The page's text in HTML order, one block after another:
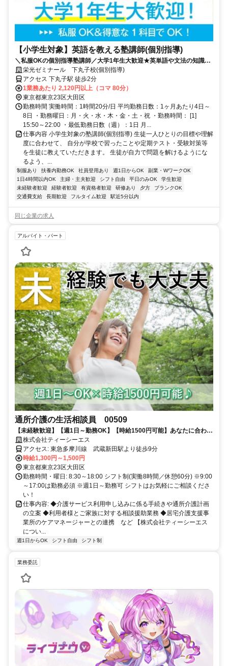
【小学生対象】英語を教える塾講師(個別指導)
＼私服OKの個別指導塾講師／大学1年生大歓迎★英単語や文法の知識を
活かそう♪教えることが好きな方歓迎！
栄光ゼミナール 下丸子校(個別指導)
アクセス 下丸子駅 徒歩2分
1業務あたり 2,120円以上（コマ 80分）
東京都東京23区大田区
勤務時間 実働時間：1時間20分/日 平均勤務日数：1ヶ月あたり4日～
8日 ・勤務曜日：月・火・水・木・金・土・祝 ・勤務時間： [1]
15:50～22:00 ・最低勤務日数（週）：1日 月...
仕事内容 小学生対象の塾講師(個別指導) 生徒一人ひとりの目標や理解
度に合わせて、 自分が学校で習ったことや定期テスト・受験対策等
を生徒に教えていただきます。 生徒が自力で問題を解けるようにな
るよう、...
制服あり 扶養内勤務OK 社員登用あり 週1日からOK
副業・WワークOK
1日4時間以内OK
主婦・主夫歓迎 シフト自由 平日のみOK
学生歓迎
未経験者歓迎
経験者歓迎 有資格者歓迎 研修あり 夕方
ブランクOK
交通費支給
長期歓迎 フルタイム歓迎 駅近5分以内
同じ企業の求人
アルバイト・パート
通所介護の生活相談員 00509
【未経験歓迎】【週1日～勤務OK】【時給1500円可能】あなたに合わせ
たシフトでスキマ時間を有効活用◎
株式会社ティーシーエス
アクセス: 東急多摩川線 武蔵新田駅より徒歩9分
時給1,300円～1,500円
東京都東京23区大田区
勤務時間・曜日: 8:30～18:00 シフト制(実働8時間／休憩60分) ※9:00
～17:00は勤務必須 ※週1日～勤務可 シフトはお気軽にご相談くださ
い！
仕事内容: ◆介護サービス利用申し込みに係る手続きや通所介護計画
の立案 ◆利用者様とご家族に対する相談援助業務 ◆居宅介護支援事
業所のケアマネージャーとの連携 など 【株式会社ティーシーエス
につい...
週1日からOK シフト自由 シフト制
業務委託